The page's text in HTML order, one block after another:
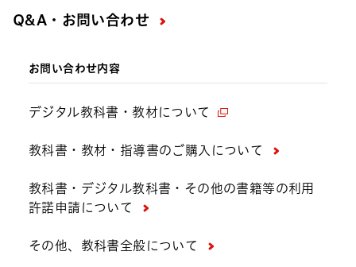
Q&A・お問い合わせ
お問い合わせ内容
デジタル教科書・教材について
教科書・教材・指導書のご購入について
教科書・デジタル教科書・その他の書籍等の利用
許諾申請について
その他、教科書全般について